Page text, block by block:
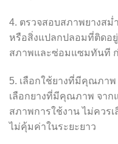
4. ตรวจสอบสภาพยางสม่
หรือสิ่งแปลกปลอมที่ติดอ
สภาพและซ่อมแซมทันที
5. เลือกใช้ยางที่มีคุณภาพ
เลือกยางที่มีคุณภาพ จาก
สภาพการใช้งาน ไม่ควรเ
ไม่คุ้มค่าในระยะยาว